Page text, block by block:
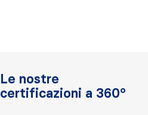
Le nostre
certificazioni a 360°